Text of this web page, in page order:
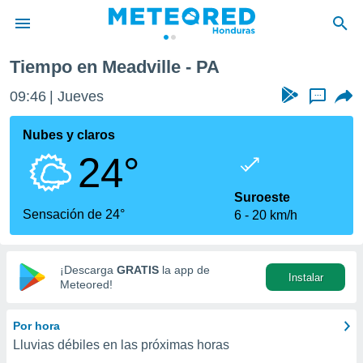
de
ha sido
calidad.
a este
las
y
digital
basada
Tiempo en Meadville - PA
09:46 Jueves ...
Nubes y claros
24°
Sensación de 24°
Suroeste
6
20 km/h
¡Descarga GRATIS la app de
Meteored!
Instalar
Por hora
Lluvias débiles en las próximas horas